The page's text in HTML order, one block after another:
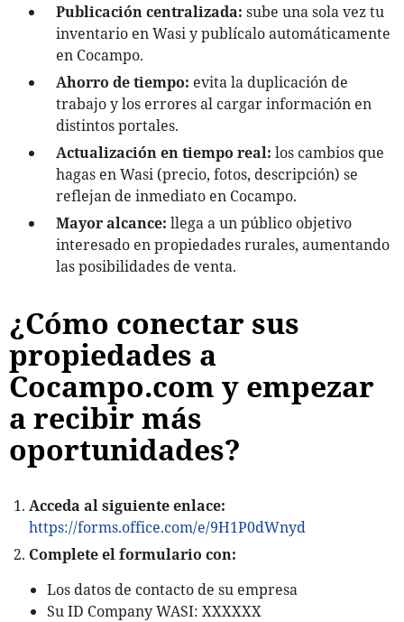
Publicación centralizada: sube una sola vez tu
inventario en Wasi y publícalo automáticamente
en Cocampo.
Ahorro de tiempo: evita la duplicación de
trabajo y los errores al cargar información en
distintos portales.
Actualización en tiempo real: los cambios que
hagas en Wasi (precio, fotos, descripción) se
reflejan de inmediato en Cocampo.
Mayor alcance: llega a un público objetivo
interesado en propiedades rurales, aumentando
las posibilidades de venta.
¿Cómo conectar sus
propiedades a
Cocampo.com y empezar
a recibir más
oportunidades?
Acceda al siguiente enlace:
https://forms.office.com/e/9H1P0dWnyd
Complete el formulario con:
Los datos de contacto de su empresa
Su ID Company WASI: XXXXXX